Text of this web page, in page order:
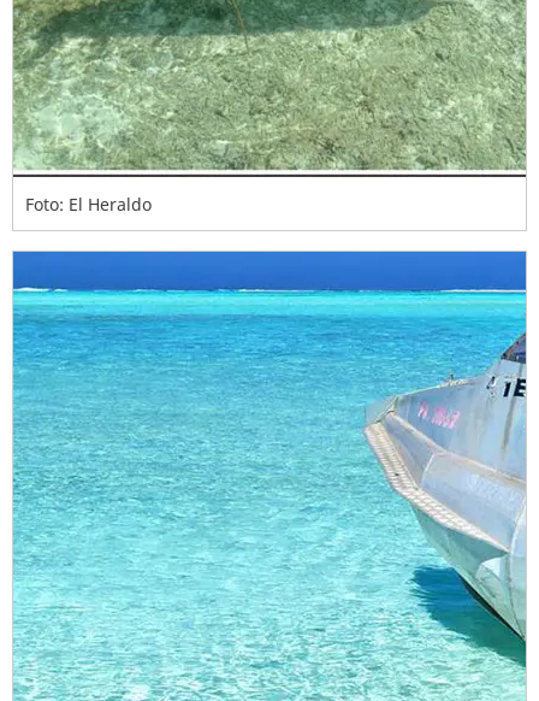
Foto: El Heraldo